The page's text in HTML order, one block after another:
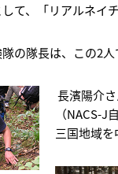
て、「リアルネイ
の隊長は、この2人
長濱陽介
（NACS-
三国地域を